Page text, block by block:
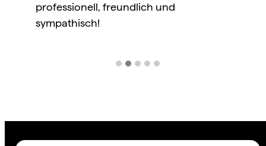
professionell, freundlich und
sympathisch!